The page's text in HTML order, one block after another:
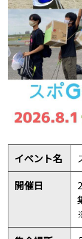
イベント名
開催日